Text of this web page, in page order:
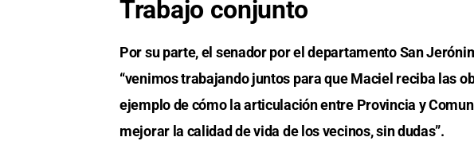
Trabajo conjunto
Por su parte, el senador por el departamento San
“venimos trabajando juntos para que Maciel reciba las
ejemplo de cómo la articulación entre Provincia y
mejorar la calidad de vida de los vecinos, sin dudas”.